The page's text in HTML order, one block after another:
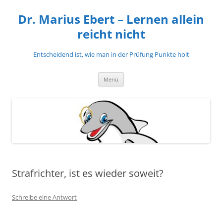
springen
Dr. Marius Ebert – Lernen allein
reicht nicht
Entscheidend ist, wie man in der Prüfung Punkte holt
Menü
Strafrichter, ist es wieder soweit?
Schreibe eine Antwort